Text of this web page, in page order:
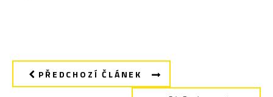
PŘEDCHOZÍ ČLÁNEK